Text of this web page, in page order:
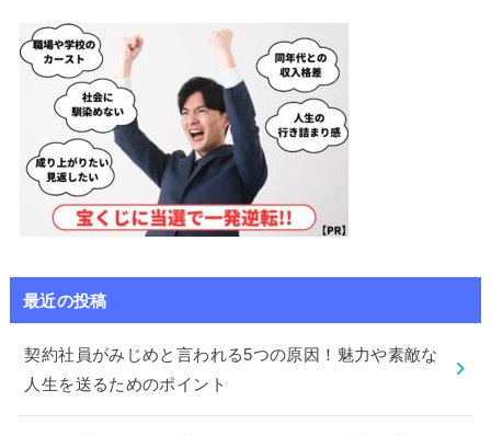
最近の投稿
契約社員がみじめと言われる5つの原因！魅力や素敵な
人生を送るためのポイント